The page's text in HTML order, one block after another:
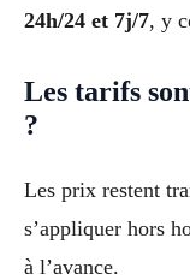
24h/24 et 7j/7, y
Les tarifs
?
Les prix restent
s’appliquer hors
à l’avance.